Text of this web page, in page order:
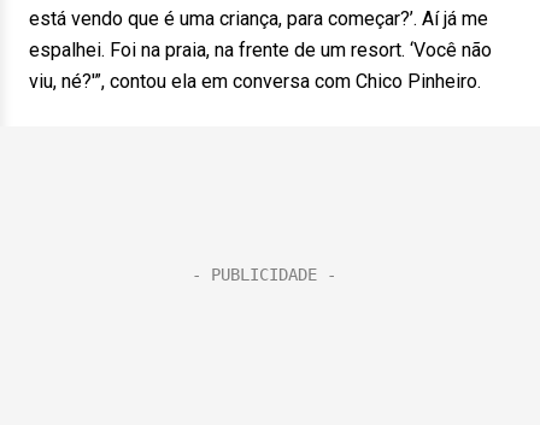
está vendo que é uma criança, para começar?’. Aí já me
espalhei. Foi na praia, na frente de um resort. ‘Você não
viu, né?'”, contou ela em conversa com Chico Pinheiro.